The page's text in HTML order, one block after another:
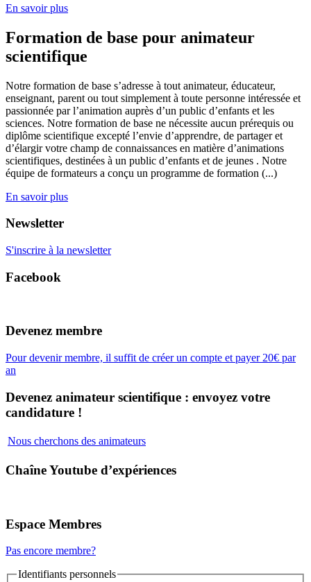
En savoir plus
Formation de base pour animateur
scientifique
Notre formation de base s’adresse à tout animateur, éducateur,
enseignant, parent ou tout simplement à toute personne intéressée et
passionnée par l’animation auprès d’un public d’enfants et les
sciences. Notre formation de base ne nécessite aucun prérequis ou
diplôme scientifique excepté l’envie d’apprendre, de partager et
d’élargir votre champ de connaissances en matière d’animations
scientifiques, destinées à un public d’enfants et de jeunes . Notre
équipe de formateurs a conçu un programme de formation (...)
En savoir plus
Newsletter
S'inscrire à la newsletter
Facebook
Devenez membre
Pour devenir membre, il suffit de créer un compte et payer 20€ par
an
Devenez animateur scientifique : envoyez votre
candidature !
Nous cherchons des animateurs
Chaîne Youtube d’expériences
Espace Membres
Pas encore membre?
Identifiants personnels